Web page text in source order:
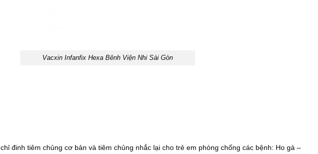
Vacxin Infanfix Hexa Bênh Viện Nhi Sài Gòn
đinh tiêm chủng cơ bản và tiêm chủng nhắc lại cho trẻ em phòng chống các bệnh: Ho gà –